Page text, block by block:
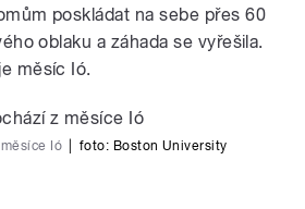
poskládat na sebe přes 60
oblaku a záhada se vyřešila.
měsíc Ió.
Ió foto: Boston University